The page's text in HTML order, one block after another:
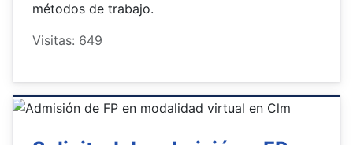
métodos de trabajo.
Visitas: 649